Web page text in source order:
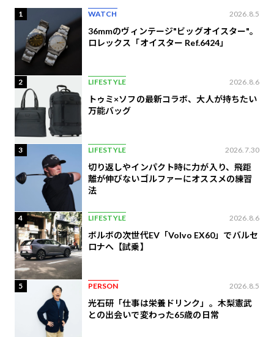
1 WATCH 2026.8.5
36mmのヴィンテージ"ビッグオイスター"。
ロレックス「オイスター Ref.6424」
2 LIFESTYLE 2026.8.6
トゥミ×ソフの最新コラボ、大人が持ちたい
万能バッグ
3 LIFESTYLE 2026.7.30
切り返しやインパクト時に力が入り、飛距
離が伸びないゴルファーにオススメの練習
法
4 LIFESTYLE 2026.8.6
ボルボの次世代EV「Volvo EX60」でバルセ
ロナへ【試乗】
5 PERSON 2026.8.5
光石研「仕事は栄養ドリンク」。木梨憲武
との出会いで変わった65歳の日常